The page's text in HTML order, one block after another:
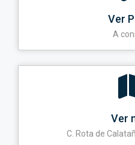
Ver
A
Ver
C. Rota de